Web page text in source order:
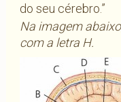
do seu cérebro.”
Na imagem
com a letra H.